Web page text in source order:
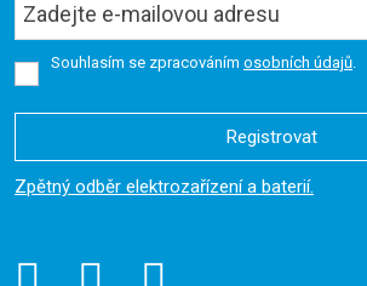
Souhlasím se zpracováním osobních údajů.
Registrovat
Formulář
odeslat.
Zpětný odběr elektrozařízení a baterií.